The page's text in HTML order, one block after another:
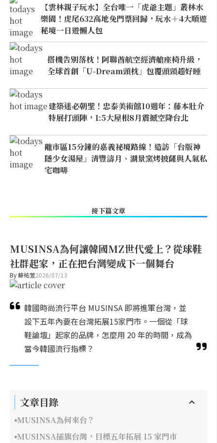
【雲林親子玩水】全台唯一「虎爺主題」叢林水
樂園！虎尾632高地免門票回歸，玩水＋4大順遊
秘境一日遊懶人包
搭機告別落枕！阿聯酋航空經濟艙座椅升級，
全球首創「U-Dream頭枕」包覆頭頸超好睡
建築迷必朝聖！忠泰美術館10週年：藤本壯介
特展打頭陣，1:5大屋根8月震撼空降台北
離市區15分鐘的嘉義祕境路線！造訪「台版神
隱少女湯屋」清豐濤月、湖景窯烤披薩與人氣私
宅咖啡
接下篇文章
MUSINSA為何讓韓國MZ世代愛上？從球鞋
社群起家，正在把台灣變成下一個舞台
By蘇祐萱2026/07/13
韓國時尚流行平台 MUSINSA 即將進軍台灣，並
設下五年內要在台灣拓展15家門市。一個從「球
鞋論壇」起家的品牌，怎麼用 20 年的時間，成為
當今韓國流行指標？
文章目錄
MUSINSA為何來台？
MUSINSA插旗台灣，目標五年拓展 15 家門市